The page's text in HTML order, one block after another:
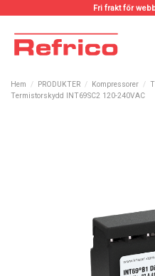
Fri frakt för
Hem PRODUKTER Kompressorer
Termistorskydd INT69SC2 120-240VAC